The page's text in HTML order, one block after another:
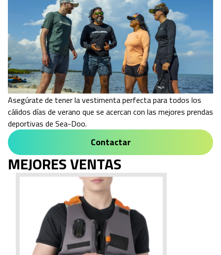
Asegúrate de tener la vestimenta perfecta para todos los
cálidos días de verano que se acercan con las mejores prendas
deportivas de Sea-Doo.
Contactar
MEJORES VENTAS